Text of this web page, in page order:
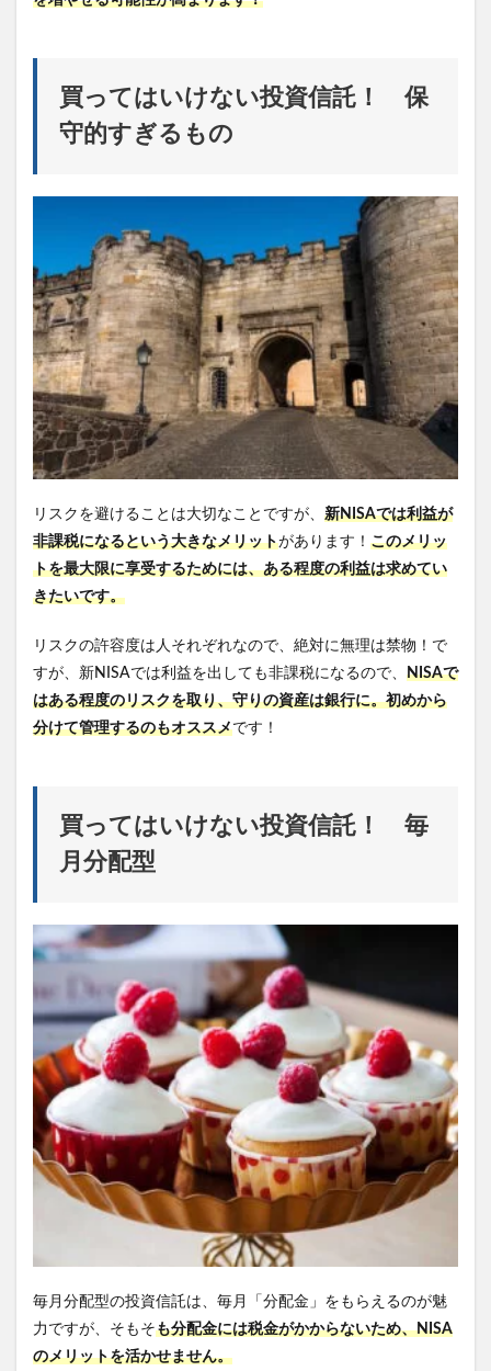
買ってはいけない投資信託！ 保
守的すぎるもの
リスクを避けることは大切なことですが、 新NISAでは利益が
非課税になるという大きなメリットがあります！ このメリッ
トを最大限に享受するためには、ある程度の利益は求めてい
きたいです。
リスクの許容度は人それぞれなので、絶対に無理は禁物！で
すが、新NISAでは利益を出しても非課税になるので、 NISAで
はある程度のリスクを取り、守りの資産は銀行に。初めから
分けて管理するのもオススメです！
買ってはいけない投資信託！ 毎
月分配型
毎月分配型の投資信託は、毎月「分配金」をもらえるのが魅
力ですが、そもそも分配金には税金がかからないため、NISA
のメリットを活かせません。